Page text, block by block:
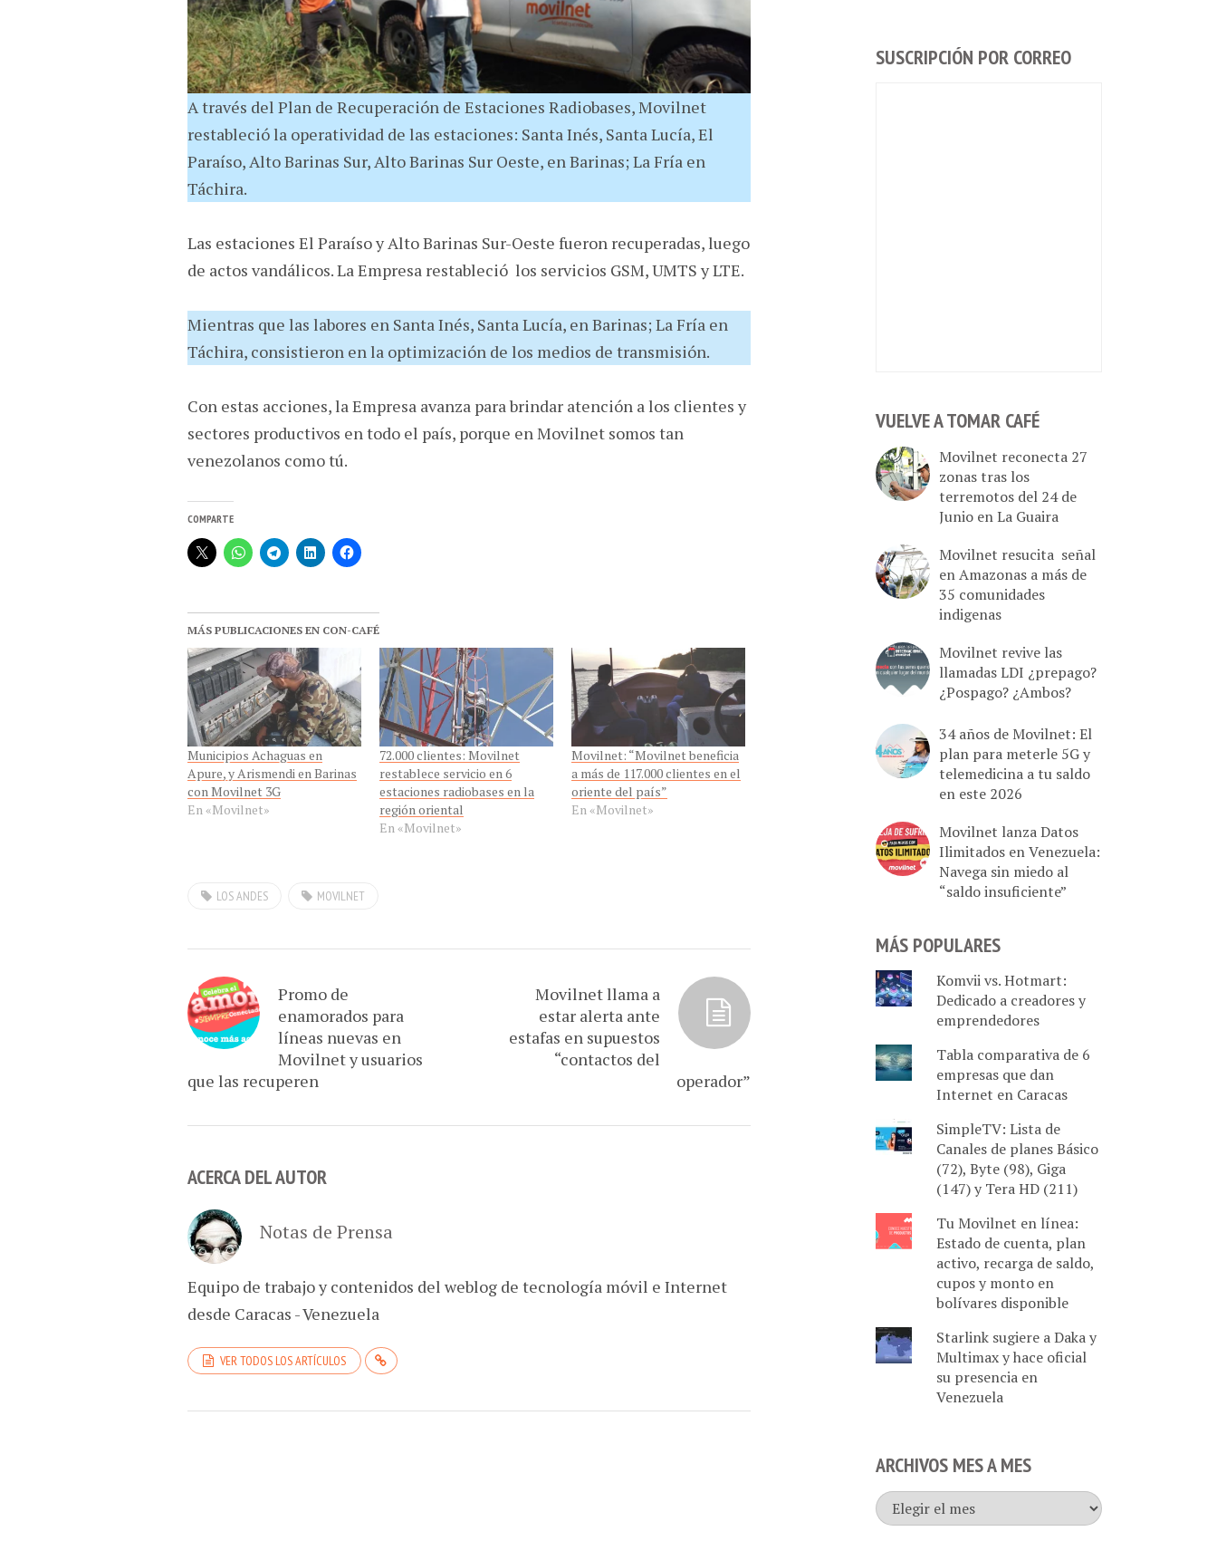
A través del Plan de Recuperación de Estaciones Radiobases, Movilnet
restableció la operatividad de las estaciones: Santa Inés, Santa Lucía, El
Paraíso, Alto Barinas Sur, Alto Barinas Sur Oeste, en Barinas; La Fría en
Táchira.
Las estaciones El Paraíso y Alto Barinas Sur-Oeste fueron recuperadas, luego
de actos vandálicos. La Empresa restableció los servicios GSM, UMTS y LTE.
Mientras que las labores en Santa Inés, Santa Lucía, en Barinas; La Fría en
Táchira, consistieron en la optimización de los medios de transmisión.
Con estas acciones, la Empresa avanza para brindar atención a los clientes y
sectores productivos en todo el país, porque en Movilnet somos tan
venezolanos como tú.
COMPARTE
MÁS PUBLICACIONES EN CON-CAFÉ
Municipios Achaguas en
Apure, y Arismendi en Barinas
con Movilnet 3G
En «Movilnet»
72.000 clientes: Movilnet
restablece servicio en 6
estaciones radiobases en la
región oriental
En «Movilnet»
Movilnet: “Movilnet beneficia
a más de 117.000 clientes en el
oriente del país”
En «Movilnet»
LOS ANDES MOVILNET
Promo de
enamorados para
líneas nuevas en
Movilnet y usuarios
que las recuperen
Movilnet llama a
estar alerta ante
estafas en supuestos
“contactos del
operador”
ACERCA DEL AUTOR
Notas de Prensa
Equipo de trabajo y contenidos del weblog de tecnología móvil e Internet
desde Caracas - Venezuela
VER TODOS LOS ARTÍCULOS
SUSCRIPCIÓN POR CORREO
VUELVE A TOMAR CAFÉ
Movilnet reconecta 27
zonas tras los
terremotos del 24 de
Junio en La Guaira
Movilnet resucita señal
en Amazonas a más de
35 comunidades
indigenas
Movilnet revive las
llamadas LDI ¿prepago?
¿Pospago? ¿Ambos?
34 años de Movilnet: El
plan para meterle 5G y
telemedicina a tu saldo
en este 2026
Movilnet lanza Datos
Ilimitados en Venezuela:
Navega sin miedo al
“saldo insuficiente”
MÁS POPULARES
Komvii vs. Hotmart:
Dedicado a creadores y
emprendedores
Tabla comparativa de 6
empresas que dan
Internet en Caracas
SimpleTV: Lista de
Canales de planes Básico
(72), Byte (98), Giga
(147) y Tera HD (211)
Tu Movilnet en línea:
Estado de cuenta, plan
activo, recarga de saldo,
cupos y monto en
bolívares disponible
Starlink sugiere a Daka y
Multimax y hace oficial
su presencia en
Venezuela
ARCHIVOS MES A MES
Archivos
mes